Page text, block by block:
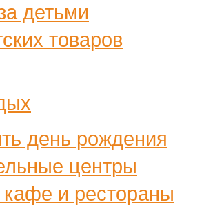
детьми
товаров
день рождения
центры
и рестораны